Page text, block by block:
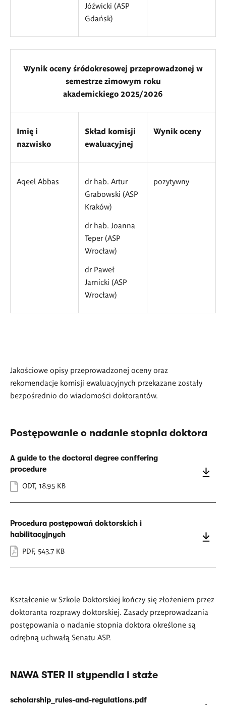
Jóźwicki (ASP
Gdańsk)
Wynik oceny śródokresowej przeprowadzonej w
semestrze zimowym roku
akademickiego 2025/2026
Imię i
nazwisko
Skład komisji
ewaluacyjnej
Wynik oceny
Aqeel Abbas
dr hab. Artur
Grabowski (ASP
Kraków)
dr hab. Joanna
Teper (ASP
Wrocław)
dr Paweł
Jarnicki (ASP
Wrocław)
pozytywny
Jakościowe opisy przeprowadzonej oceny oraz
rekomendacje komisji ewaluacyjnych przekazane zostały
bezpośrednio do wiadomości doktorantów.
Postępowanie o nadanie stopnia doktora
A guide to the doctoral degree conffering
procedure
ODT, 18.95 KB
Procedura postępowań doktorskich i
habilitacyjnych
PDF, 543.7 KB
Kształcenie w Szkole Doktorskiej kończy się złożeniem przez
doktoranta rozprawy doktorskiej. Zasady przeprowadzania
postępowania o nadanie stopnia doktora określone są
odrębną uchwałą Senatu ASP.
NAWA STER II stypendia i staże
scholarship_rules-and-regulations.pdf